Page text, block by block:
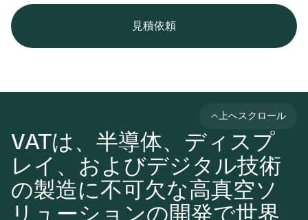
見積依頼
VATは、半導体、ディスプ
レイ、およびデジタル技術
の製造に不可欠な高真空ソ
リューションの開発で世界
上へスクロール